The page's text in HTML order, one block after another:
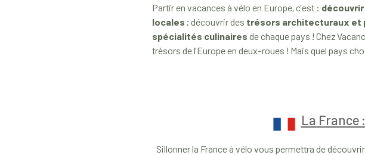
Partir en vacances à vélo en Europe, c’est :
locales ; découvrir des trésors architecturaux et
spécialités culinaires de chaque pays ! Chez
trésors de l’Europe en deux-roues ! Mais quel pays
La France
Sillonner la France à vélo vous permettra de